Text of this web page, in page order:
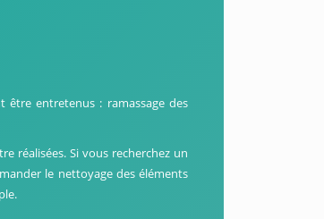
entretenus : ramassage des
réalisées. Si vous recherchez un
le nettoyage des éléments